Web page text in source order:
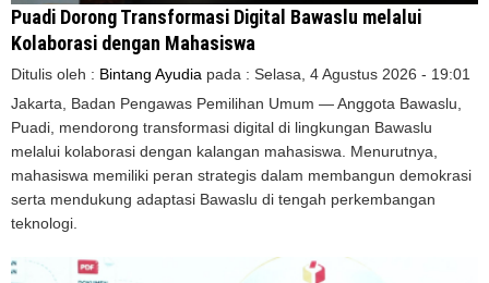
Puadi Dorong Transformasi Digital Bawaslu melalui
Kolaborasi dengan Mahasiswa
Ditulis oleh : Bintang Ayudia pada : Selasa, 4 Agustus 2026 - 19:01
Jakarta, Badan Pengawas Pemilihan Umum — Anggota Bawaslu,
Puadi, mendorong transformasi digital di lingkungan Bawaslu
melalui kolaborasi dengan kalangan mahasiswa. Menurutnya,
mahasiswa memiliki peran strategis dalam membangun demokrasi
serta mendukung adaptasi Bawaslu di tengah perkembangan
teknologi.